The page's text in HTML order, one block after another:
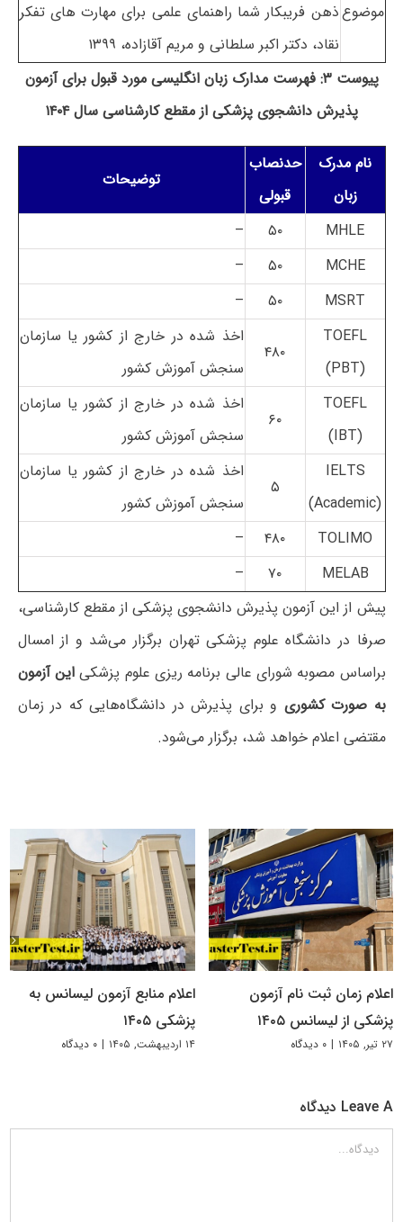
موضوعذهن فریبکار شما راهنمای علمی برای مهارت های تفکر
نقاد، دکتر اکبر سلطانی و مریم آقازاده، ۱۳۹۹
پیوست ۳: فهرست مدارک زبان انگلیسی مورد قبول برای آزمون
پذیرش دانشجوی پزشکی از مقطع کارشناسی سال ۱۴۰۴
نام مدرک
زبان
حدنصاب
قبولی
توضیحات
MHLE ۵۰
–
MCHE
۵۰
–
MSRT
۵۰
–
TOEFL
(PBT)
۴۸۰
اخذ شده در خارج از کشور یا سازمان
سنجش آموزش کشور
TOEFL
(IBT)
۶۰
اخذ شده در خارج از کشور یا سازمان
سنجش آموزش کشور
IELTS
(Academic)
۵
اخذ شده در خارج از کشور یا سازمان
سنجش آموزش کشور
TOLIMO
۴۸۰
–
MELAB
۷۰
–
پیش از این آزمون پذیرش دانشجوی پزشکی از مقطع کارشناسی،
صرفا در دانشگاه علوم پزشکی تهران برگزار می‌شد و از امسال
براساس مصوبه شورای عالی برنامه ریزی علوم پزشکیاین آزمون
به صورت کشوری و برای پذیرش در دانشگاه‌هایی که در زمان
مقتضی اعلام خواهد شد، برگزار می‌شود.
اعلام زمان ثبت نام آزمون
پزشکی از لیسانس ۱۴۰۵
۲۷ تیر, ۱۴۰۵ | ۰ دیدگاه
اعلام منابع آزمون لیسانس به
پزشکی ۱۴۰۵
۱۴ اردیبهشت, ۱۴۰۵ | ۰ دیدگاه
Leave A دیدگاه
دیدگاه